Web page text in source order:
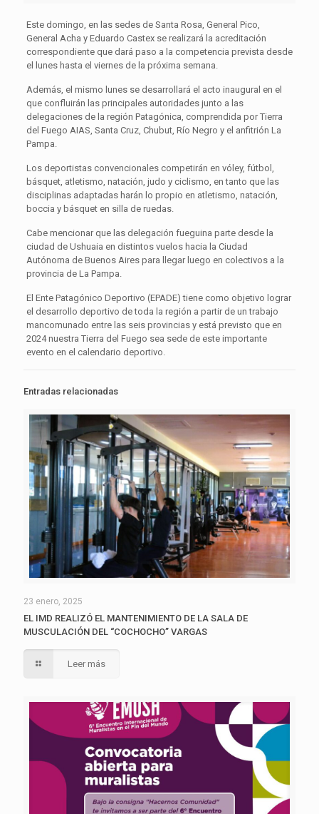
Este domingo, en las sedes de Santa Rosa, General Pico,
General Acha y Eduardo Castex se realizará la acreditación
correspondiente que dará paso a la competencia prevista desde
el lunes hasta el viernes de la próxima semana.
Además, el mismo lunes se desarrollará el acto inaugural en el
que confluirán las principales autoridades junto a las
delegaciones de la región Patagónica, comprendida por Tierra
del Fuego AIAS, Santa Cruz, Chubut, Río Negro y el anfitrión La
Pampa.
Los deportistas convencionales competirán en vóley, fútbol,
básquet, atletismo, natación, judo y ciclismo, en tanto que las
disciplinas adaptadas harán lo propio en atletismo, natación,
boccia y básquet en silla de ruedas.
Cabe mencionar que las delegación fueguina parte desde la
ciudad de Ushuaia en distintos vuelos hacia la Ciudad
Autónoma de Buenos Aires para llegar luego en colectivos a la
provincia de La Pampa.
El Ente Patagónico Deportivo (EPADE) tiene como objetivo lograr
el desarrollo deportivo de toda la región a partir de un trabajo
mancomunado entre las seis provincias y está previsto que en
2024 nuestra Tierra del Fuego sea sede de este importante
evento en el calendario deportivo.
Entradas relacionadas
23 enero, 2025
EL IMD REALIZÓ EL MANTENIMIENTO DE LA SALA DE
MUSCULACIÓN DEL “COCHOCHO” VARGAS
Leer más